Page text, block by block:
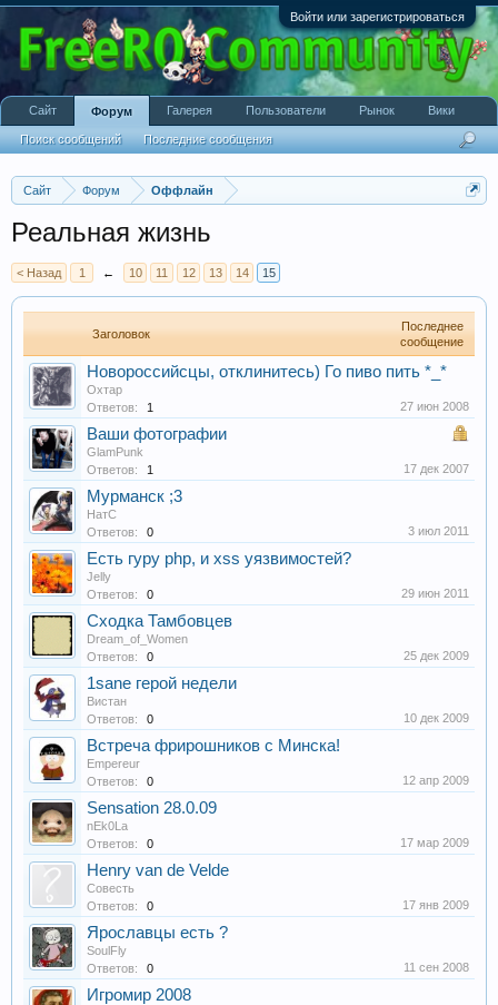
Войти или зарегистрироваться
Сайт Форум Оффлайн
Реальная жизнь
< Назад 1 ← 10 11 12 13 14 15
Заголовок
Последнее
сообщение
Новороссийсцы, отклинитесь) Го пиво пить *_*
Охтар
Ответов:
1 27 июн 2008
Ваши фотографии
GlamPunk
Ответов:
1 17 дек 2007
Мурманск ;3
НатС
Ответов:
0 3 июл 2011
Есть гуру php, и xss уязвимостей?
Jelly
Ответов:
0 29 июн 2011
Сходка Тамбовцев
Dream_of_Women
Ответов:
0 25 дек 2009
1sane герой недели
Вистан
Ответов:
0 10 дек 2009
Встреча фрирошников с Минска!
Empereur
Ответов:
0 12 апр 2009
Sensation 28.0.09
nEk0La
Ответов:
0 17 мар 2009
Henry van de Velde
Совесть
Ответов:
0 17 янв 2009
Ярославцы есть ?
SoulFly
Ответов:
0 11 сен 2008
Игромир 2008
Сайт Форум
Поиск сообщений Последние сообщения
Галерея Пользователи Рынок Вики